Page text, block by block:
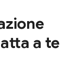
a te